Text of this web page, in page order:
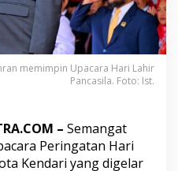
memimpin Upacara Hari Lahir
Pancasila. Foto: Ist.
– Semangat
Peringatan Hari
Kendari yang digelar